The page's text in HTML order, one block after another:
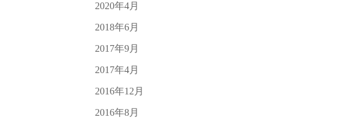
2020年4月
2018年6月
2017年9月
2017年4月
2016年12月
2016年8月